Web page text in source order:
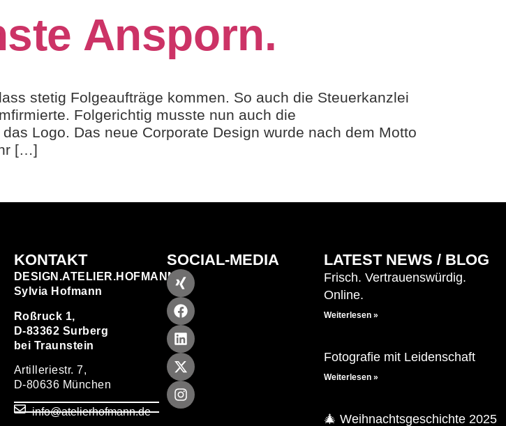
Ansporn.
stetig Folgeaufträge kommen. So auch die Steuerkanzlei
Folgerichtig musste nun auch die
Logo. Das neue Corporate Design wurde nach dem Motto
[…]
KONTAKT
DESIGN.ATELIER.HOFMANN
Sylvia Hofmann
Roßruck 1,
D-83362 Surberg
bei Traunstein
Artilleriestr. 7,
D-80636 München
info@atelierhofmann.de
SOCIAL-MEDIA LATEST NEWS / BLOG
Frisch. Vertrauenswürdig.
Online.
Weiterlesen »
Fotografie mit Leidenschaft
Weiterlesen »
🎄 Weihnachtsgeschichte 2025